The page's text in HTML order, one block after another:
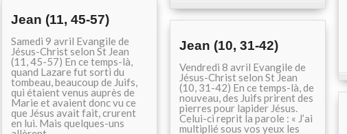
Jean (11, 45-57)
Samedi 9 avril Evangile de
Jésus-Christ selon St Jean
(11, 45-57) En ce temps-là,
quand Lazare fut sorti du
tombeau, beaucoup de Juifs,
qui étaient venus auprès de
Marie et avaient donc vu ce
que Jésus avait fait, crurent
en lui. Mais quelques-uns
Jean (10, 31-42)
Vendredi 8 avril Evangile de
Jésus-Christ selon St Jean
(10, 31-42) En ce temps-là, de
nouveau, des Juifs prirent des
pierres pour lapider Jésus.
Celui-ci reprit la parole : « J’ai
multiplié sous vos yeux les